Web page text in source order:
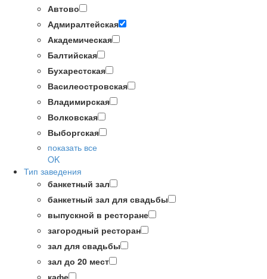
Автово
Адмиралтейская
Академическая
Балтийская
Бухарестская
Василеостровская
Владимирская
Волковская
Выборгская
показать все
OK
Тип заведения
банкетный зал
банкетный зал для свадьбы
выпускной в ресторане
загородный ресторан
зал для свадьбы
зал до 20 мест